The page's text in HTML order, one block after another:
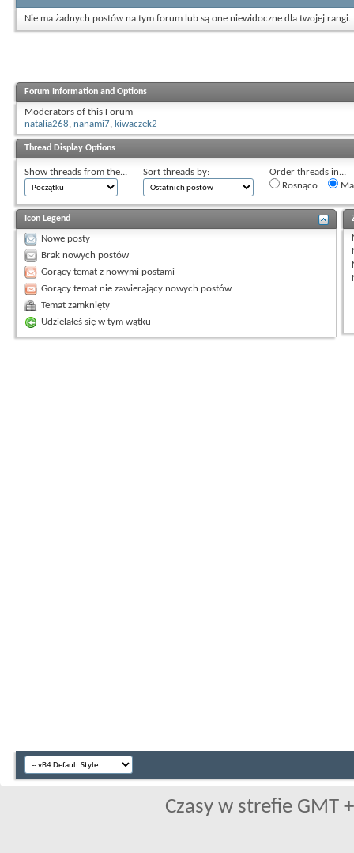
Nie ma żadnych postów na tym forum lub są one niewidoczne dla twojej rangi.
Forum Information and Options
Moderators of this Forum
natalia268, nanami7, kiwaczek2
Thread Display Options
Show threads from the... Sort threads by:
Order threads in...
Rosnąco
Icon Legend
Nowe posty
Brak nowych postów
Gorący temat z nowymi postami
Gorący temat nie zawierający nowych postów
Temat zamknięty
Udzielałeś się w tym wątku
Czasy w strefie GMT